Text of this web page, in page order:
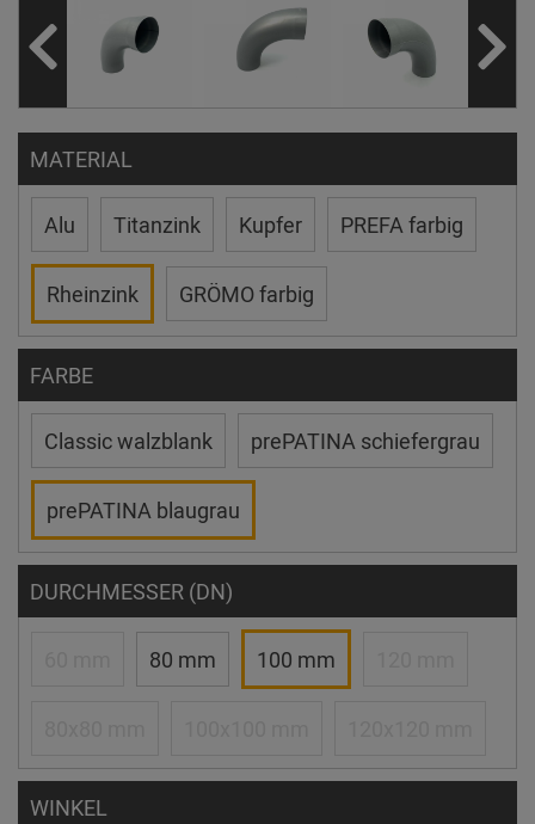
MATERIAL
Alu Titanzink Kupfer PREFA farbig
Rheinzink GRÖMO farbig
FARBE
Classic walzblank prePATINA schiefergrau
prePATINA blaugrau
DURCHMESSER (DN)
80 mm 100 mm
WINKEL